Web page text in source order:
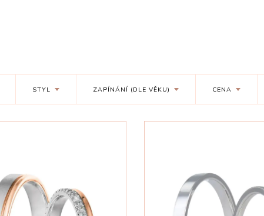
STYL ZAPÍNÁNÍ (DLE VĚKU) CENA